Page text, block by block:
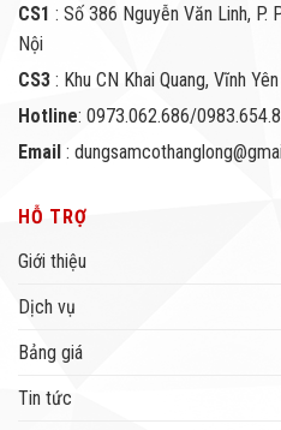
CS1 : Số 386 Nguyễn Văn Linh, P.
Nội
CS3 : Khu CN Khai Quang, Vĩnh Yên
Hotline: 0973.062.686/
Email :
HỖ TRỢ
Giới thiệu
Dịch vụ
Bảng giá
Tin tức